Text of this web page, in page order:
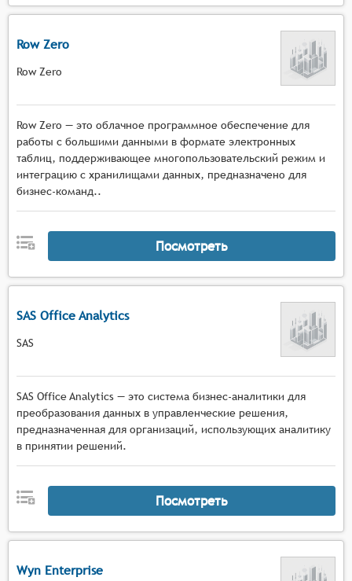
Row Zero
Row Zero
Row Zero — это облачное программное обеспечение для
работы с большими данными в формате электронных
таблиц, поддерживающее многопользовательский режим и
интеграцию с хранилищами данных, предназначено для
бизнес-команд..
Посмотреть
SAS Office Analytics
SAS
SAS Office Analytics — это система бизнес-аналитики для
преобразования данных в управленческие решения,
предназначенная для организаций, использующих аналитику
в принятии решений.
Посмотреть
Wyn Enterprise